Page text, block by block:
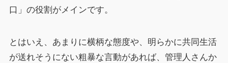
口」の役割がメインです。
とはいえ、あまりに横柄な態度や、明らかに共同生活
が送れそうにない粗暴な言動があれば、管理人さんか